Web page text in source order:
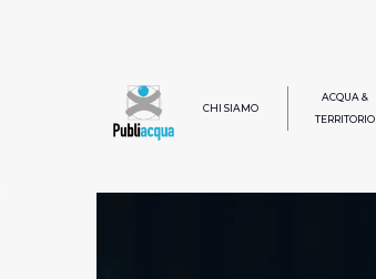
CHI SIAMO
ACQUA &
TERRITORIO